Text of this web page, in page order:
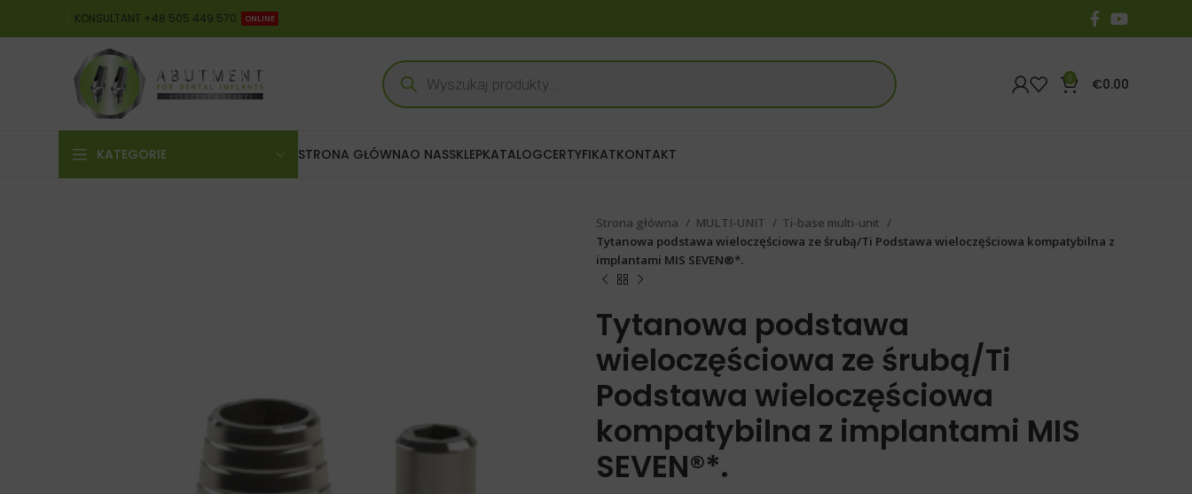
KONSULTANT +48 505 449 570 ONLINE
0 €0.00
KATEGORIE STRONA GŁÓWNAO NASSKLEPKATALOGCERTYFIKATKONTAKT
Strona główna MULTI-UNIT
Ti-base multi-unit
Tytanowa podstawa wieloczęściowa ze śrubą/Ti Podstawa wieloczęściowa kompatybilna z
implantami MIS SEVEN®*.
Tytanowa podstawa
wieloczęściowa ze śrubą/Ti
Podstawa wieloczęściowa
kompatybilna z implantami MIS
SEVEN®*.